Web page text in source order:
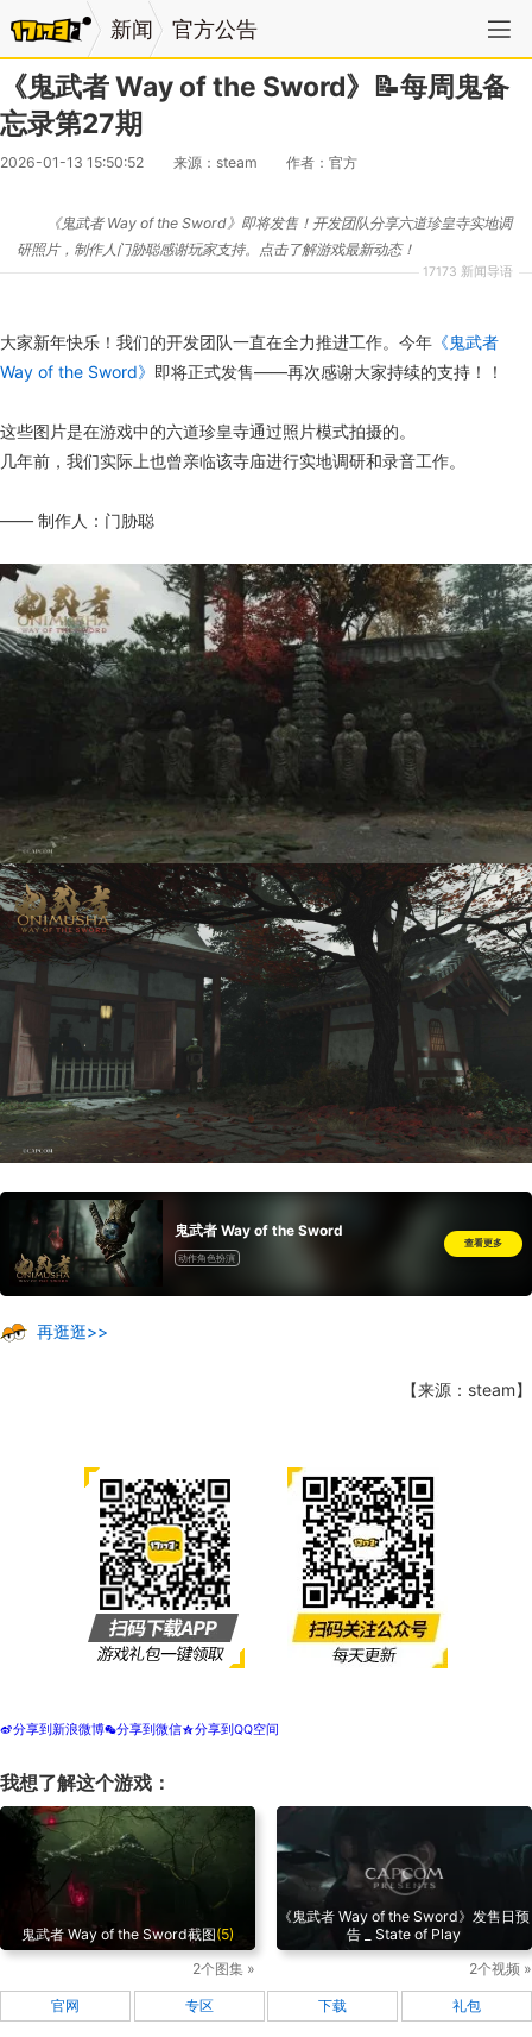
新闻 官方公告
《鬼武者 Way of the Sword》📝每周鬼备
忘录第27期
2026-01-13 15:50:52 来源：steam 作者：官方
17173 新闻导语
《鬼武者 Way of the Sword》即将发售！开发团队分享六道珍皇寺实地调
研照片，制作人门胁聪感谢玩家支持。点击了解游戏最新动态！
大家新年快乐！我们的开发团队一直在全力推进工作。今年 《鬼武者
Way of the Sword》 即将正式发售——再次感谢大家持续的支持！！
这些图片是在游戏中的六道珍皇寺通过照片模式拍摄的。
几年前，我们实际上也曾亲临该寺庙进行实地调研和录音工作。
—— 制作人：门胁聪
鬼武者 Way of the Sword
动作角色扮演
查看更多
再逛逛>>
【来源：steam】
t分享到新浪微博w分享到微信z分享到QQ空间
我想了解这个游戏：
鬼武者 Way of the Sword截图(5)
2个图集 »
《鬼武者 Way of the Sword》发售日预
告 _ State of Play
2个视频 »
官网 专区 下载 礼包